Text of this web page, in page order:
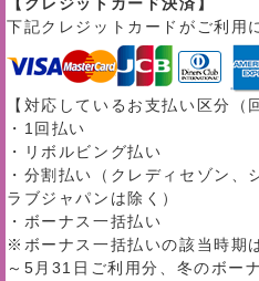
【クレジットカード決済】
下記クレジットカードがご利用
【対応しているお支払い区分（
・1回払い
・リボルビング払い
・分割払い（クレディセゾン、
ラブジャパンは除く）
・ボーナス一括払い
※ボーナス一括払いの該当時期
～5月31日ご利用分、冬のボー